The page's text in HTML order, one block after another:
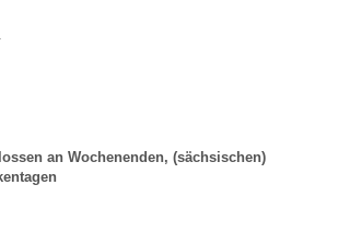
an Wochenenden, (sächsischen)